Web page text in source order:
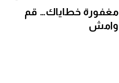
مغفورة خطاياك… قم
وامش